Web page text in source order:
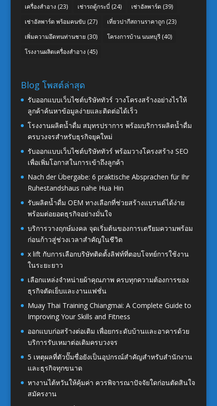
เครื่องสำอาง (23) เช่ารถตู้กระบี่ (24) เช่าอัลพาร์ด (39)
เช่าอัลพาร์ด พร้อมคนขับ (27) เที่ยวปากีสถานราคาถูก(23)
เพิ่มความอึดทนท่านชาย (30) โครงการบ้าน นนทบุรี(40)
โรงงานผลิตเครื่องสำอาง (45)
Blog โพสต์ล่าสุด
รับออกแบบเว็บไซต์บริษัททัวร์ วางโครงสร้างอย่างไรให้
ลูกค้าค้นหาข้อมูลง่ายและติดต่อได้เร็ว
โรงงานผลิตน้ำดื่ม สมุทรปราการ พร้อมบริการผลิตน้ำดื่ม
ครบวงจรสำหรับธุรกิจยุคใหม่
รับออกแบบเว็บไซต์บริษัททัวร์ พร้อมวางโครงสร้าง SEO
เพื่อเพิ่มโอกาสในการเข้าถึงลูกค้า
Nach der Übergabe: 6 praktische Absprachen für Ihr
Ruhestandshaus nahe Hua Hin
รับผลิตน้ำดื่ม OEM ทางเลือกที่ช่วยสร้างแบรนด์ได้ง่าย
พร้อมต่อยอดธุรกิจอย่างมั่นใจ
บริการวางฤกษ์มงคล จุดเริ่มต้นของการเตรียมความพร้อม
ก่อนก้าวสู่ช่วงเวลาสำคัญในชีวิต
x lift กับการเลือกบริษัทติดตั้งลิฟท์ที่ตอบโจทย์การใช้งาน
ในระยะยาว
เลือกแหล่งจำหน่ายผ้าคุณภาพ ครบทุกความต้องการของ
ธุรกิจตัดเย็บและงานแฟชั่น
Muay Thai Training Chiangmai: A Complete Guide to
Improving Your Skills and Fitness
ออกแบบก่อสร้างต่อเติม เพื่อยกระดับบ้านและอาคารด้วย
บริการรับเหมาต่อเติมครบวงจร
5 เหตุผลที่ตัวปั๊มชื่อยังเป็นอุปกรณ์สำคัญสำหรับสำนักงาน
และธุรกิจทุกขนาด
หางานไต้หวันให้คุ้มค่า ควรพิจารณาปัจจัยใดก่อนตัดสินใจ
สมัครงาน